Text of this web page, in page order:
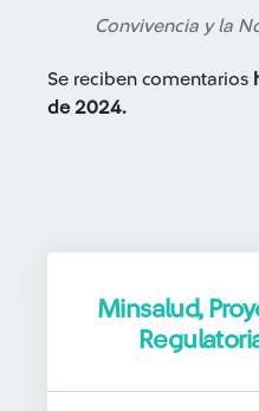
Convivencia y la
Se reciben comentarios
de 2024.
Minsalud,